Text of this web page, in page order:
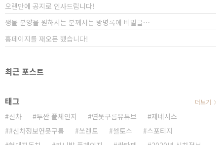
오랜만에 공지로 인사드립니다!
생물 분양을 원하시는 분께서는 방명록에 비밀글⋯
홈페이지를 재오픈 했습니다!
최근 포스트
태그
신차 투싼 풀체인지 연못구름유튜브
제네시스
#신차정보연못구름
쏘렌토 셀토스
스포티지
더보기